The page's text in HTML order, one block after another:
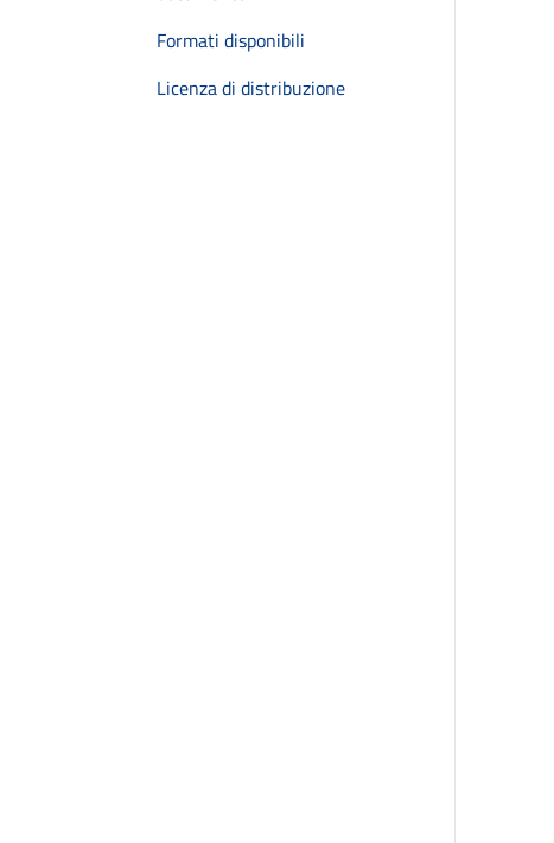
Formati disponibili
Licenza di distribuzione